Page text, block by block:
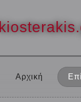
Αρχική